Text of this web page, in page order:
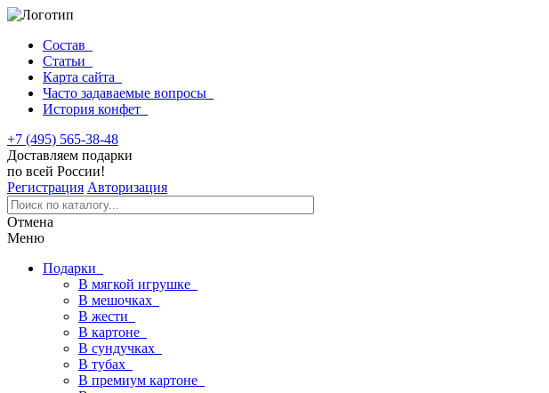
Состав
Статьи
Карта сайта
Часто задаваемые вопросы
История конфет
+7 (495) 565-38-48
Доставляем подарки
по всей России!
Регистрация Авторизация
Отмена
Меню
Подарки
В мягкой игрушке
В мешочках
В жести
В картоне
В сундучках
В тубах
В премиум картоне